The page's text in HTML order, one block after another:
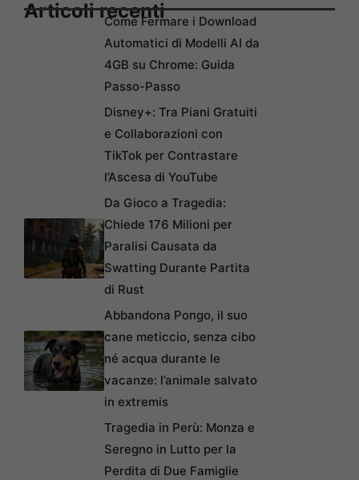
Articoli recentiCome Fermare i Download
Automatici di Modelli AI da
4GB su Chrome: Guida
Passo-Passo
Disney+: Tra Piani Gratuiti
e Collaborazioni con
TikTok per Contrastare
l’Ascesa di YouTube
Da Gioco a Tragedia:
Chiede 176 Milioni per
Paralisi Causata da
Swatting Durante Partita
di Rust
Abbandona Pongo, il suo
cane meticcio, senza cibo
né acqua durante le
vacanze: l’animale salvato
in extremis
Tragedia in Perù: Monza e
Seregno in Lutto per la
Perdita di Due Famiglie